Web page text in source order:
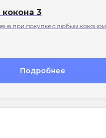
3
при покупке с любым коконом
Подробнее